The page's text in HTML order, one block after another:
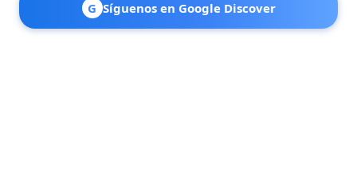
G Síguenos en Google Discover